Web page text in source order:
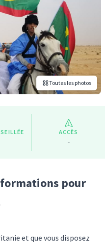
Toutes les photos
ACCÈS
-
pour
et que vous disposez